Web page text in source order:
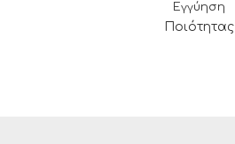
Εγγύηση
Ποιότητας